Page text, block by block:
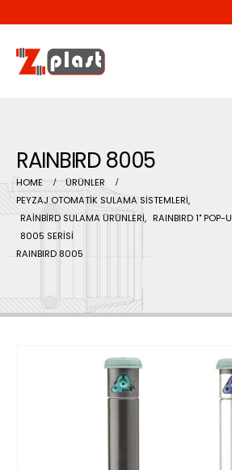
RAINBIRD 8005
HOME
ÜRÜNLER
PEYZAJ OTOMATİK SULAMA SİSTEMLERİ,
RAİNBİRD SULAMA ÜRÜNLERİ, RAINBIRD 1" POP-
8005 SERİSİ
RAINBIRD 8005